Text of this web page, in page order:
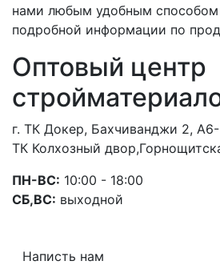
нами любым удобным способом
подробной информации по
Оптовый центр
г. ТК Докер, Бахчиванджи 2,
ТК Колхозный
ПН-ВС: 10:00 - 18:00
СБ,ВС: выходной
Написть нам